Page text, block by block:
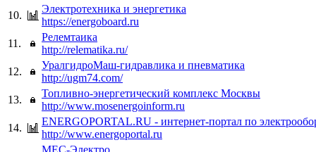
10.
Электротехника и энергетика
https://energoboard.ru
11.
Релемтаика
http://relematika.ru/
12.
УралгидроМаш-гидравлика и пневматика
http://ugm74.com/
13.
Топливно-энергетический комплекс Москвы
http://www.mosenergoinform.ru
14.
ENERGOPORTAL.RU - интернет-портал по
http://www.energoportal.ru
МЕС-Электро